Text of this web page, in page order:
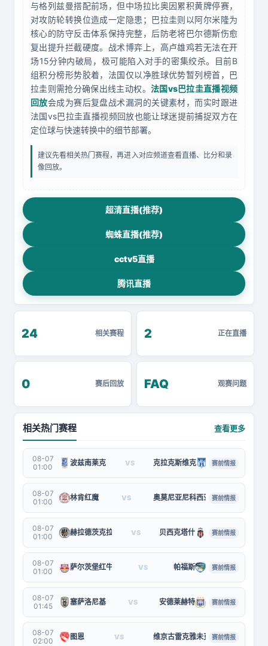
与格列兹曼搭配前场，但中场拉比奥因累积黄牌停赛，
对攻防轮转换位造成一定隐患；巴拉圭则以阿尔米隆为
核心的防守反击体系保持完整，后防老将巴尔德斯伤愈
复出提升拦截硬度。战术博弈上，高卢雄鸡若无法在开
场15分钟内破局，极可能陷入对手的密集绞杀。目前B
组积分榜形势胶着，法国仅以净胜球优势暂列榜首，巴
拉圭则需抢分确保出线主动权。 法国vs巴拉圭直播视频
回放会成为赛后复盘战术漏洞的关键素材，而实时跟进
法国vs巴拉圭直播视频回放也能让球迷提前捕捉双方在
定位球与快速转换中的细节部署。
建议先看相关热门赛程，再进入对应频道查看直播、比分和录
像回放。
超清直播(推荐)
蜘蛛直播(推荐)
cctv5直播
腾讯直播
24 相关赛程 2 正在直播
0 赛后回放 FAQ 观赛问题
相关热门赛程 查看更多
08-07
01:00
波兹南莱克 VS 克拉克斯维克 赛前情报
08-07
01:00
林肯红魔 VS 奥莫尼亚尼科西亚 赛前情报
08-07
01:00
赫拉德茨克拉洛韦 VS 贝西克塔什 赛前情报
08-07
01:00
萨尔茨堡红牛 VS 帕福斯 赛前情报
08-07
01:45
塞萨洛尼基 VS 安德莱赫特 赛前情报
08-07
02:00
图恩 VS 维京古雷克雅未克 赛前情报